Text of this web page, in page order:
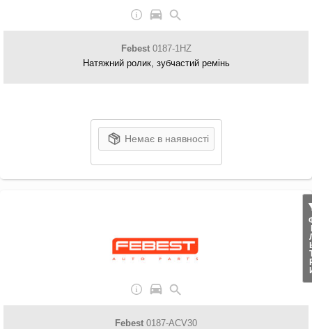
Febest0187-1HZ
Натяжний ролик, зубчастий ремінь
Немає в наявності
Febest 0187-ACV30